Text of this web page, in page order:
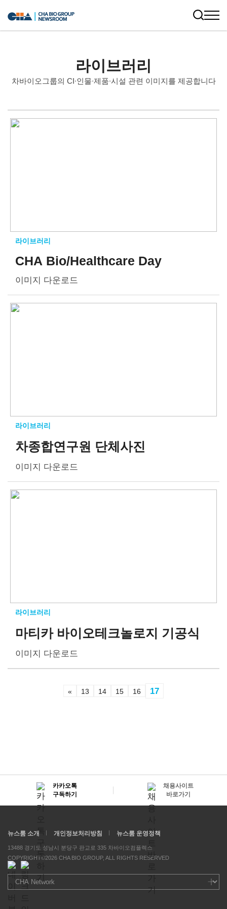
라이브러리
차바이오그룹의 CI∙인물∙제품∙시설 관련 이미지를 제공합니다
라이브러리
CHA Bio/Healthcare Day
이미지 다운로드
라이브러리
차종합연구원 단체사진
이미지 다운로드
라이브러리
마티카 바이오테크놀로지 기공식
이미지 다운로드
« 13 14 15 16 17
카카오톡
구독하기
채용사이트
바로가기
뉴스룸 소개 개인정보처리방침 뉴스룸 운영정책
13488 경기도 성남시 분당구 판교로 335 차바이오컴플렉스
COPYRIGHT©2026 CHA BIO GROUP, ALL RIGHTS RESERVED